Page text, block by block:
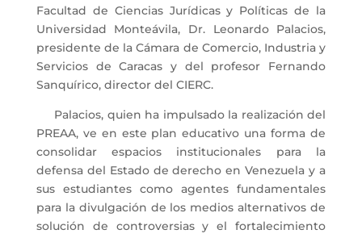
Facultad de Ciencias Jurídicas y Políticas de la
Universidad Monteávila, Dr. Leonardo Palacios,
presidente de la Cámara de Comercio, Industria y
Servicios de Caracas y del profesor Fernando
Sanquírico, director del CIERC.
Palacios, quien ha impulsado la realización del
PREAA, ve en este plan educativo una forma de
consolidar espacios institucionales para la
defensa del Estado de derecho en Venezuela y a
sus estudiantes como agentes fundamentales
para la divulgación de los medios alternativos de
solución de controversias y el fortalecimiento